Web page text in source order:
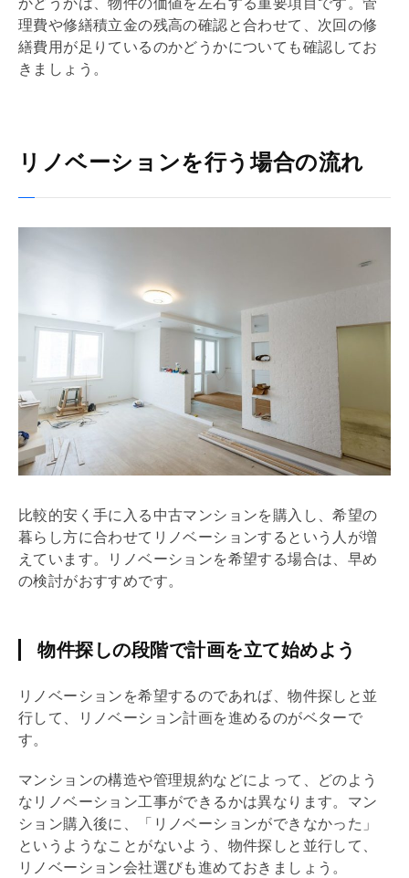
理費や修繕積立金の残高の確認と合わせて、次回の修
繕費用が足りているのかどうかについても確認してお
きましょう。
リノベーションを行う場合の流れ
比較的安く手に入る中古マンションを購入し、希望の
暮らし方に合わせて リノベーションするという人が増
えています。
リノベーションを希望する場合は、早め
の検討がおすすめです。
物件探しの段階で計画を立て始めよう
リノベーション を希望するのであれば、物件探しと並
行して、
リノベーション計画を進めるのがベターで
す。
マンションの構造や管理規約などによって、どのよう
な リノベーション工事ができるかは異なります。マン
ション購入後に、「 リノベーションができなかった」
というようなことがないよう、物件探しと並行して、
リノベーション会社選びも進めておきましょう。